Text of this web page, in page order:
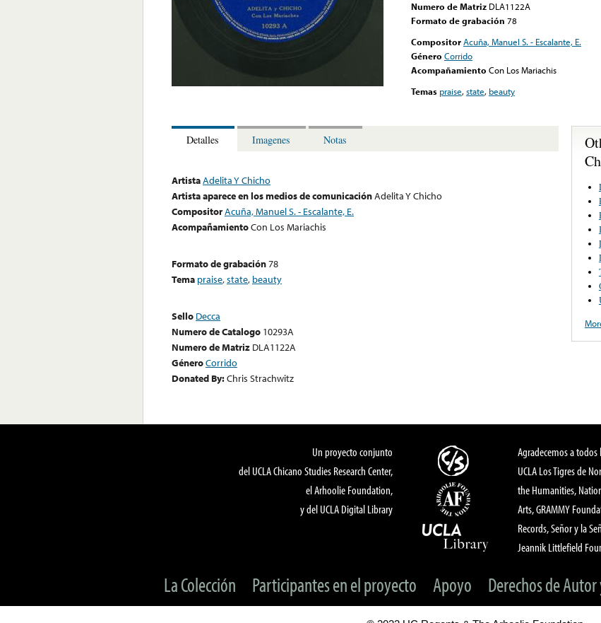
Numero de Matriz DLA1122A
Formato de grabación 78
CompositorAcuña, Manuel S. - Escalante, E.
Género Corrido
Acompañamiento Con Los Mariachis
Temas praise,state, beauty
Detalles Imagenes Notas
ArtistaAdelita Y Chicho
Artista aparece en los medios de comunicaciónAdelita Y Chicho
CompositorAcuña, Manuel S. - Escalante, E.
AcompañamientoCon Los Mariachis
Formato de grabación78
Tema praise,state, beauty
Sello Decca
Numero de Catalogo 10293A
Numero de Matriz DLA1122A
GéneroCorrido
Donated By:Chris Strachwitz
Un proyecto conjunto
del UCLA Chicano Studies Research Center,
el Arhoolie Foundation,
y del UCLA Digital Library
Agradecemos a
UCLA Los Tigres de
the Humanities,
Arts, GRAMMY
Records, Señor y la
Jeannik Littlefield
La Colección Participantes en el proyecto Apoyo Derechos de Autor